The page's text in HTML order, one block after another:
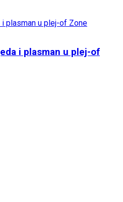
i plasman u plej-of